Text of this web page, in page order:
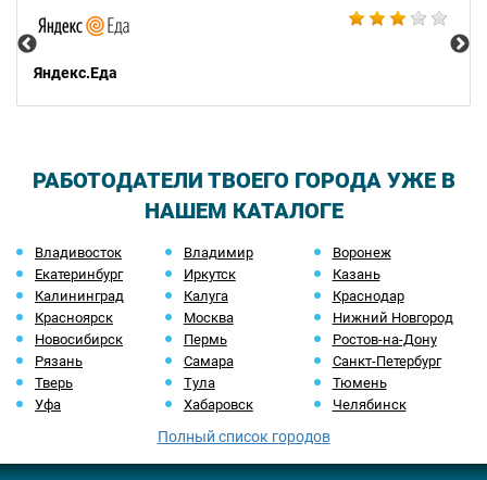
Яндекс.Еда
РАБОТОДАТЕЛИ ТВОЕГО ГОРОДА УЖЕ В
НАШЕМ КАТАЛОГЕ
Владивосток Владимир
Воронеж
Екатеринбург
Иркутск
Казань
Калининград
Калуга
Краснодар
Красноярск
Москва
Нижний Новгород
Новосибирск
Пермь
Ростов-на-Дону
Рязань
Самара
Санкт-Петербург
Тверь
Тула
Тюмень
Уфа
Хабаровск Челябинск
Полный список городов